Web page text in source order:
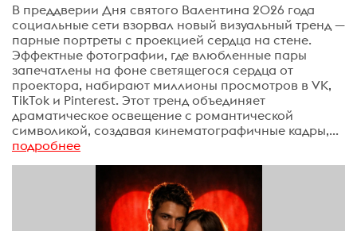
В преддверии Дня святого Валентина 2026 года
социальные сети взорвал новый визуальный тренд —
парные портреты с проекцией сердца на стене.
Эффектные фотографии, где влюбленные пары
запечатлены на фоне светящегося сердца от
проектора, набирают миллионы просмотров в VK,
TikTok и Pinterest. Этот тренд объединяет
драматическое освещение с романтической
символикой, создавая кинематографичные кадры,...
подробнее